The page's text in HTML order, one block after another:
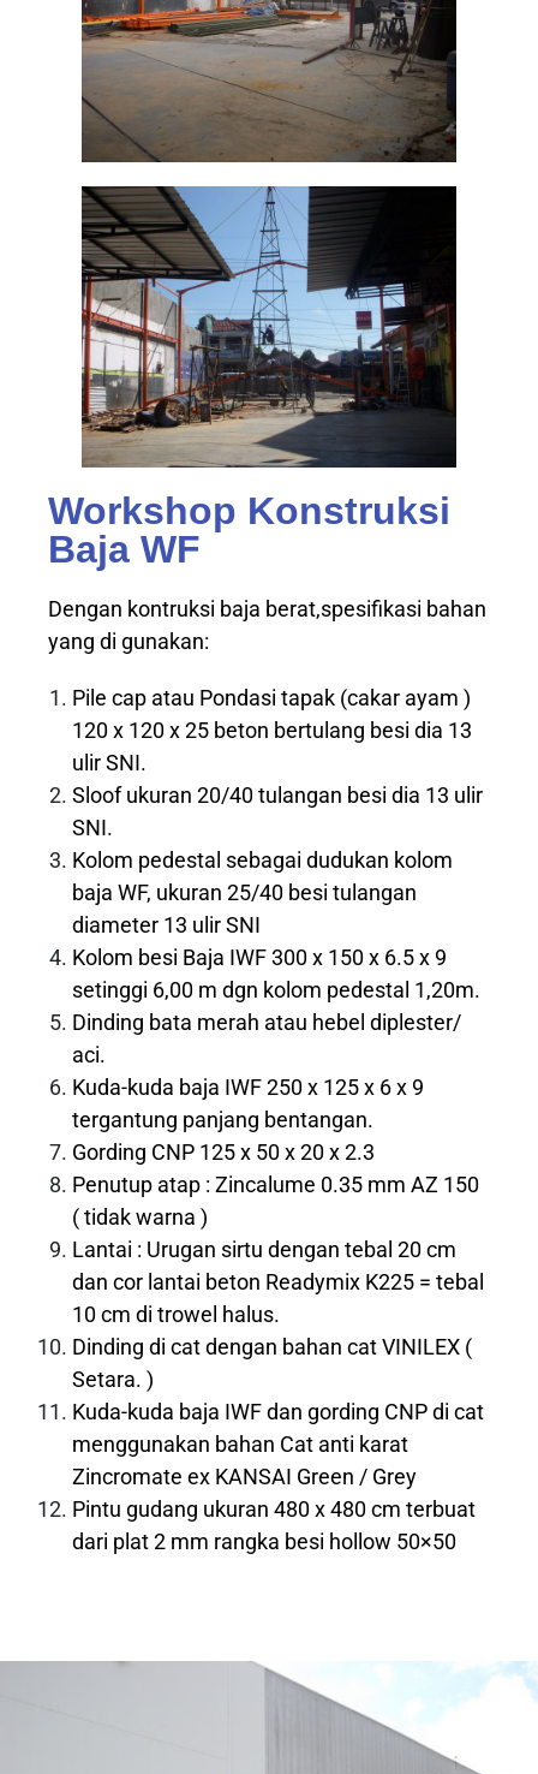
Workshop Konstruksi
Baja WF
Dengan kontruksi baja berat,spesifikasi bahan
yang di gunakan:
Pile cap atau Pondasi tapak (cakar ayam )
120 x 120 x 25 beton bertulang besi dia 13
ulir SNI.
Sloof ukuran 20/40 tulangan besi dia 13 ulir
SNI.
Kolom pedestal sebagai dudukan kolom
baja WF, ukuran 25/40 besi tulangan
diameter 13 ulir SNI
Kolom besi Baja IWF 300 x 150 x 6.5 x 9
setinggi 6,00 m dgn kolom pedestal 1,20m.
Dinding bata merah atau hebel diplester/
aci.
Kuda-kuda baja IWF 250 x 125 x 6 x 9
tergantung panjang bentangan.
Gording CNP 125 x 50 x 20 x 2.3
Penutup atap : Zincalume 0.35 mm AZ 150
( tidak warna )
Lantai : Urugan sirtu dengan tebal 20 cm
dan cor lantai beton Readymix K225 = tebal
10 cm di trowel halus.
Dinding di cat dengan bahan cat VINILEX (
Setara. )
Kuda-kuda baja IWF dan gording CNP di cat
menggunakan bahan Cat anti karat
Zincromate ex KANSAI Green / Grey
Pintu gudang ukuran 480 x 480 cm terbuat
dari plat 2 mm rangka besi hollow 50×50